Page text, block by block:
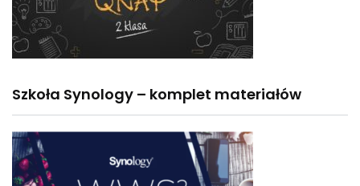
Szkoła Synology – komplet materiałów